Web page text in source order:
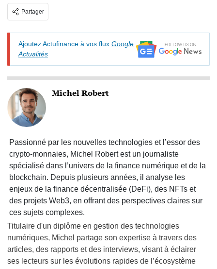
Partager
Ajoutez Actufinance à vos flux Google
Actualités
Michel Robert
Passionné par les nouvelles technologies et l’essor des
crypto-monnaies, Michel Robert est un journaliste
spécialisé dans l’univers de la finance numérique et de la
blockchain. Depuis plusieurs années, il analyse les
enjeux de la finance décentralisée (DeFi), des NFTs et
des projets Web3, en offrant des perspectives claires sur
ces sujets complexes.
Titulaire d'un diplôme en gestion des technologies
numériques, Michel partage son expertise à travers des
articles, des rapports et des interviews, visant à éclairer
ses lecteurs sur les évolutions rapides de l’écosystème